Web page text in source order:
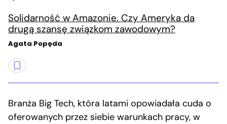
Solidarność w Amazonie. Czy Ameryka da
drugą szansę związkom zawodowym?
Agata Popęda
Branża Big Tech, która latami opowiadała cuda o
oferowanych przez siebie warunkach pracy, w